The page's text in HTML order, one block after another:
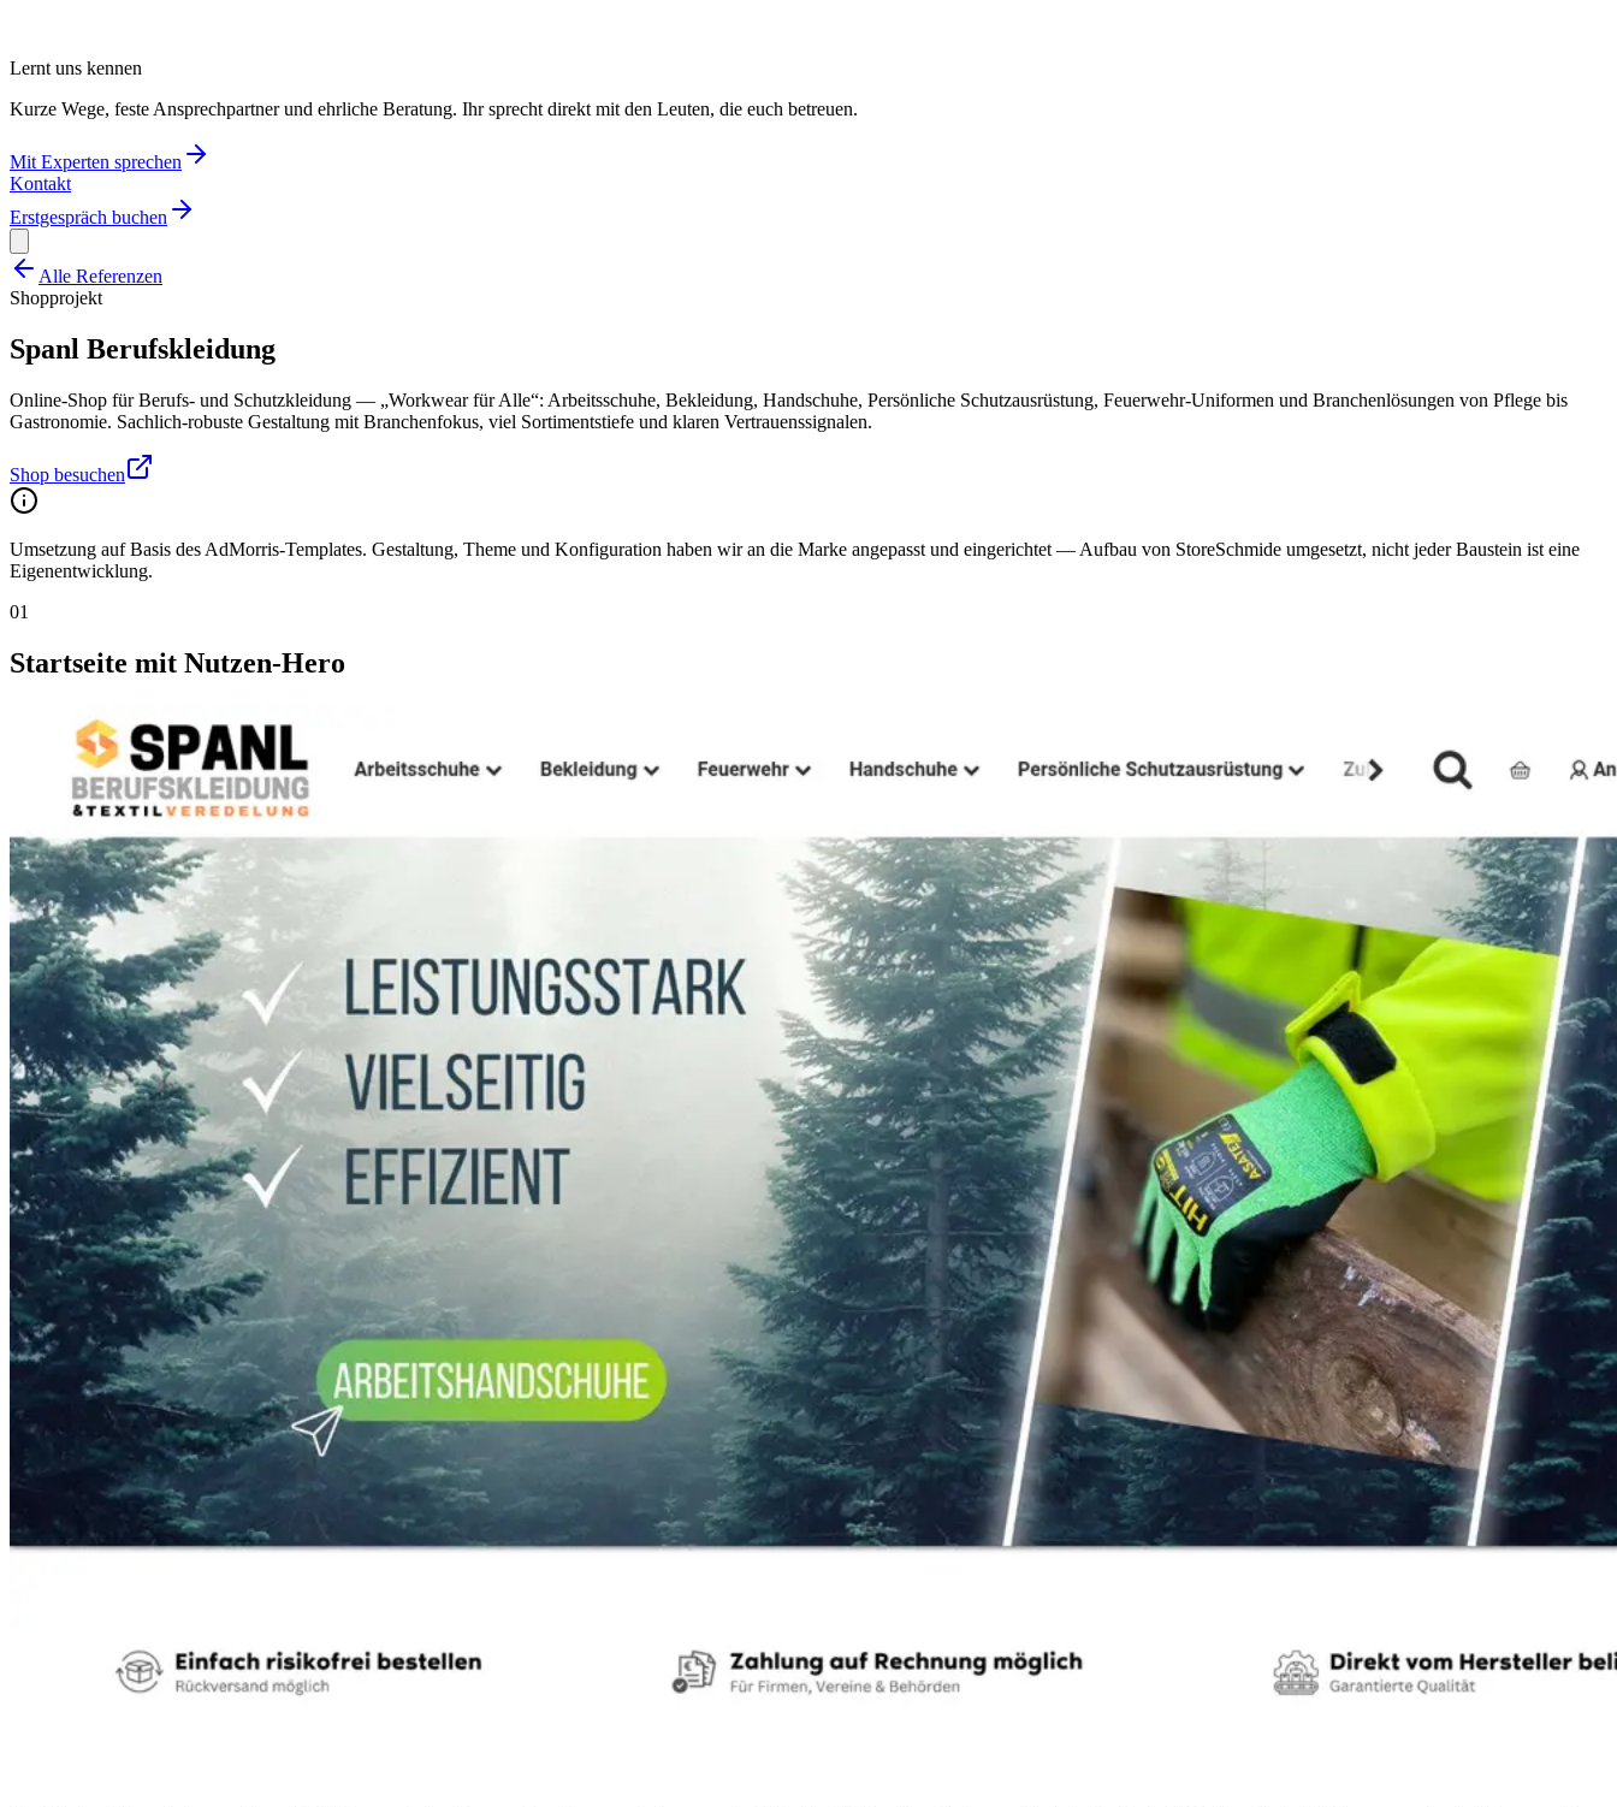
Lernt uns kennen
Kurze Wege, feste Ansprechpartner und ehrliche Beratung. Ihr sprecht direkt mit den Leuten, die euch betreuen.
Mit Experten sprechen
Kontakt
Erstgespräch buchen
Alle Referenzen
Shopprojekt
Spanl Berufskleidung
Online-Shop für Berufs- und Schutzkleidung — „Workwear für Alle“: Arbeitsschuhe, Bekleidung, Handschuhe, Persönliche Schutzausrüstung, Feuerwehr-Uniformen und Branchenlösungen von Pflege bis
Gastronomie. Sachlich-robuste Gestaltung mit Branchenfokus, viel Sortimentstiefe und klaren Vertrauenssignalen.
Shop besuchen
Umsetzung auf Basis des AdMorris-Templates. Gestaltung, Theme und Konfiguration haben wir an die Marke angepasst und eingerichtet — Aufbau von StoreSchmide umgesetzt, nicht jeder Baustein ist eine
Eigenentwicklung.
01
Startseite mit Nutzen-Hero